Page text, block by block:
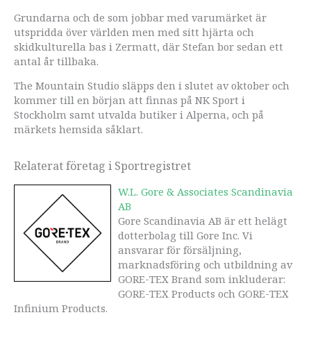
Grundarna och de som jobbar med varumärket är
utspridda över världen men med sitt hjärta och
skidkulturella bas i Zermatt, där Stefan bor sedan ett
antal år tillbaka.
The Mountain Studio släpps den i slutet av oktober och
kommer till en början att finnas på NK Sport i
Stockholm samt utvalda butiker i Alperna, och på
märkets hemsida såklart.
Relaterat företag i Sportregistret
W.L. Gore & Associates Scandinavia
AB
Gore Scandinavia AB är ett helägt
dotterbolag till Gore Inc. Vi
ansvarar för försäljning,
marknadsföring och utbildning av
GORE-TEX Brand som inkluderar:
GORE-TEX Products och GORE-TEX
Infinium Products.